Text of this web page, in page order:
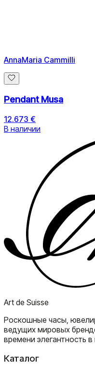
AnnaMaria Cammilli
Pendant Musa
12.673 €
В наличии
Art de Suisse
Роскошные часы,
ведущих мировых
времени элегантность
Каталог